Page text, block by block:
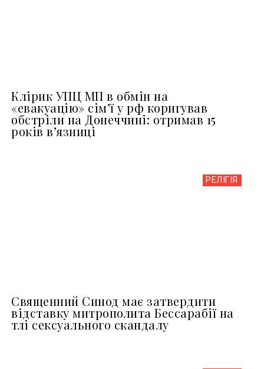
Клірик УПЦ МП в обмін на
«евакуацію» сімʼї у рф коригував
обстріли на Донеччині: отримав 15
років вʼязниці
РЕЛІГІЯ
Священний Синод має затвердити
відставку митрополита Бессарабії на
тлі сексуального скандалу